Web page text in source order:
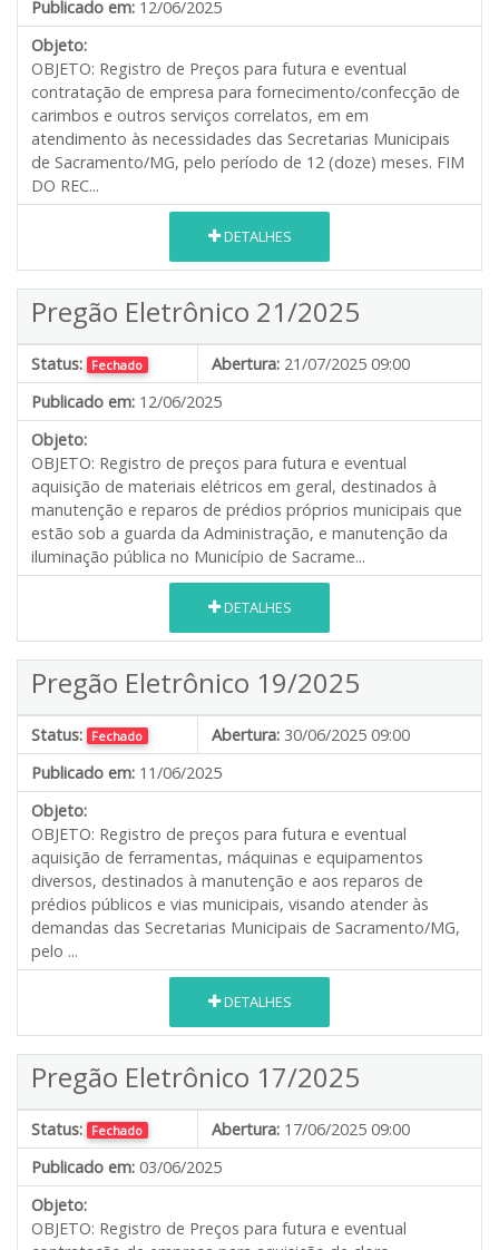
Publicado em: 12/06/2025
Objeto:
OBJETO: Registro de Preços para futura e eventual
contratação de empresa para fornecimento/confecção de
carimbos e outros serviços correlatos, em em
atendimento às necessidades das Secretarias Municipais
de Sacramento/MG, pelo período de 12 (doze) meses. FIM
DO REC...
DETALHES
Pregão Eletrônico 21/2025
Status: Fechado Abertura: 21/07/2025 09:00
Publicado em: 12/06/2025
Objeto:
OBJETO: Registro de preços para futura e eventual
aquisição de materiais elétricos em geral, destinados à
manutenção e reparos de prédios próprios municipais que
estão sob a guarda da Administração, e manutenção da
iluminação pública no Município de Sacrame...
DETALHES
Pregão Eletrônico 19/2025
Status: Fechado Abertura: 30/06/2025 09:00
Publicado em: 11/06/2025
Objeto:
OBJETO: Registro de preços para futura e eventual
aquisição de ferramentas, máquinas e equipamentos
diversos, destinados à manutenção e aos reparos de
prédios públicos e vias municipais, visando atender às
demandas das Secretarias Municipais de Sacramento/MG,
pelo ...
DETALHES
Pregão Eletrônico 17/2025
Status: Fechado Abertura: 17/06/2025 09:00
Publicado em: 03/06/2025
Objeto:
OBJETO: Registro de Preços para futura e eventual